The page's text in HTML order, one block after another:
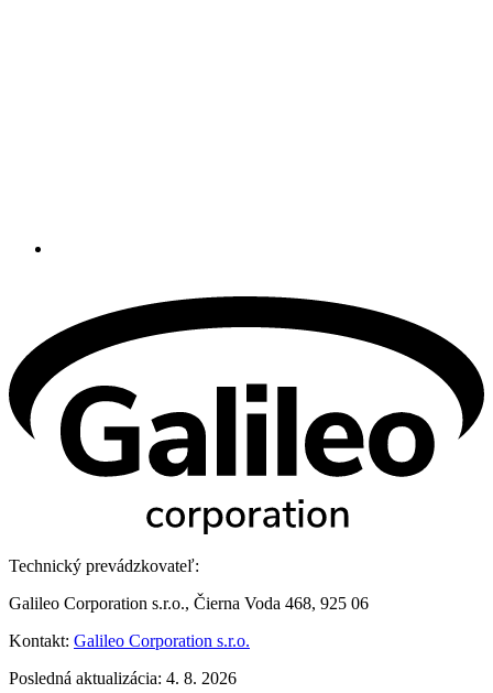
Technický prevádzkovateľ:
Galileo Corporation s.r.o., Čierna Voda 468, 925 06
Kontakt: Galileo Corporation s.r.o.
Posledná aktualizácia: 4. 8. 2026